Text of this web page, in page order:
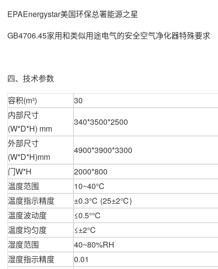
EPAEnergystar美国环保总署能源之星
GB4706.45家用和类似用途电气的安全空气净化器特殊要求
四、技术参数
容积(m³)
30
内部尺寸
(W*D*H) mm
340*3500*2500
外部尺寸
(W*D*H)mm
4900*3900*3300
门W*H
2000*800
温度范围
10~40℃
温度指示精度
±0.3℃ (25±2℃)
温度波动度
≤0.5°℃
温度均匀度
≤±2°C
湿度范围
40~80%RH
湿度指示精度
0.01